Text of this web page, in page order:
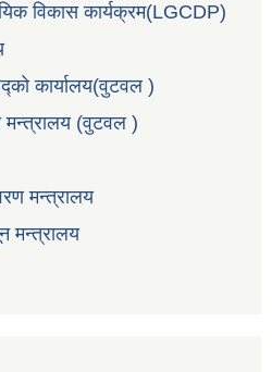
विकास कार्यक्रम(LGCDP)
कार्यालय(वुटवल )
मन्त्रालय (वुटवल )
मन्त्रालय
मन्त्रालय